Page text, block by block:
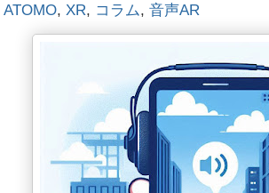
ATOMO, XR, コラム, 音声AR